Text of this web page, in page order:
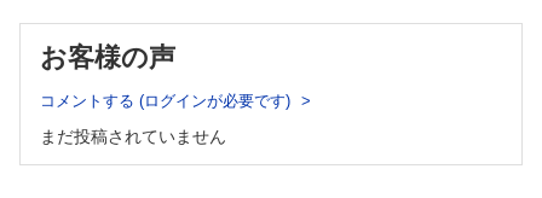
お客様の声
コメントする (ログインが必要です)
まだ投稿されていません